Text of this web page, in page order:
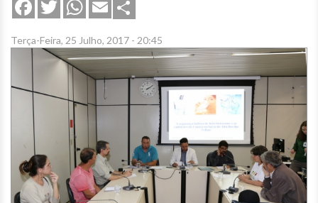
FacebookTwitterWhatsApp
Email
Terça-Feira, 25 Julho, 2017 - 20:45